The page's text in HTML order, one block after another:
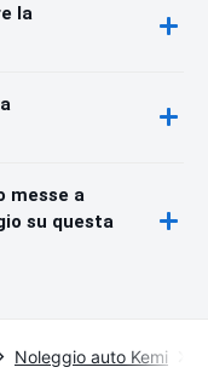
la
messe a
su questa
Noleggio auto Kemi